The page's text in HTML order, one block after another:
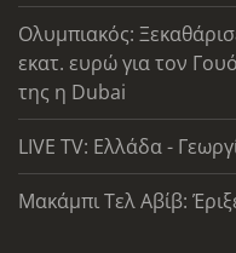
Ολυμπιακός:
εκατ. ευρώ για τον
της η Dubai
LIVE TV: Ελλάδα -
Μακάμπι Τελ Αβίβ: